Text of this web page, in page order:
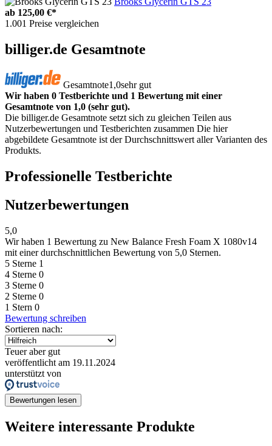
ab 125,00 €*
1.001 Preise vergleichen
billiger.de Gesamtnote
Gesamtnote1,0sehr gut
Wir haben 0 Testberichte und 1 Bewertung mit einer
Gesamtnote von 1,0 (sehr gut).
Die billiger.de Gesamtnote setzt sich zu gleichen Teilen aus
Nutzerbewertungen und Testberichten zusammen Die hier
abgebildete Gesamtnote ist der Durchschnittswert aller Varianten des
Produkts.
Professionelle Testberichte
Nutzerbewertungen
5,0
Wir haben 1 Bewertung zu New Balance Fresh Foam X 1080v14
mit einer durchschnittlichen Bewertung von 5,0 Sternen.
5 Sterne 1
4 Sterne 0
3 Sterne 0
2 Sterne 0
1 Stern 0
Bewertung schreiben
Sortieren nach:
Teuer aber gut
veröffentlicht am 19.11.2024
unterstützt von
Bewertungen lesen
Weitere interessante Produkte